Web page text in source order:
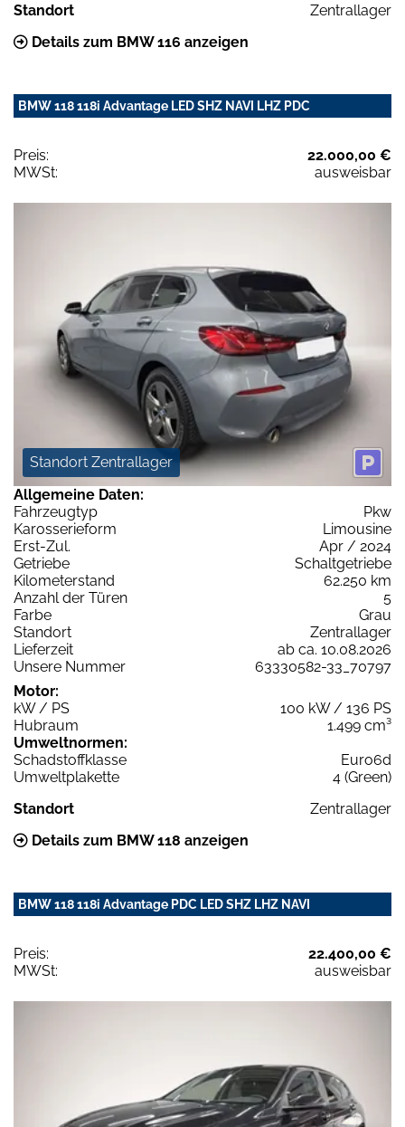
Standort
Zentrallager
Details zum BMW 116 anzeigen
BMW 118 118i Advantage LED SHZ NAVI LHZ PDC
Preis:
22.000,00 €
MWSt:
ausweisbar
Standort Zentrallager
Allgemeine Daten:
Fahrzeugtyp
Pkw
Karosserieform
Limousine
Erst-Zul.
Apr / 2024
Getriebe
Schaltgetriebe
Kilometerstand
62.250 km
Anzahl der Türen
5
Farbe
Grau
Standort
Zentrallager
Lieferzeit
ab ca. 10.08.2026
Unsere Nummer
63330582-33_70797
Motor:
kW / PS
100 kW / 136 PS
Hubraum
1.499 cm³
Umweltnormen:
Schadstoffklasse
Euro6d
Umweltplakette
4 (Green)
Standort
Zentrallager
Details zum BMW 118 anzeigen
BMW 118 118i Advantage PDC LED SHZ LHZ NAVI
Preis:
22.400,00 €
MWSt:
ausweisbar